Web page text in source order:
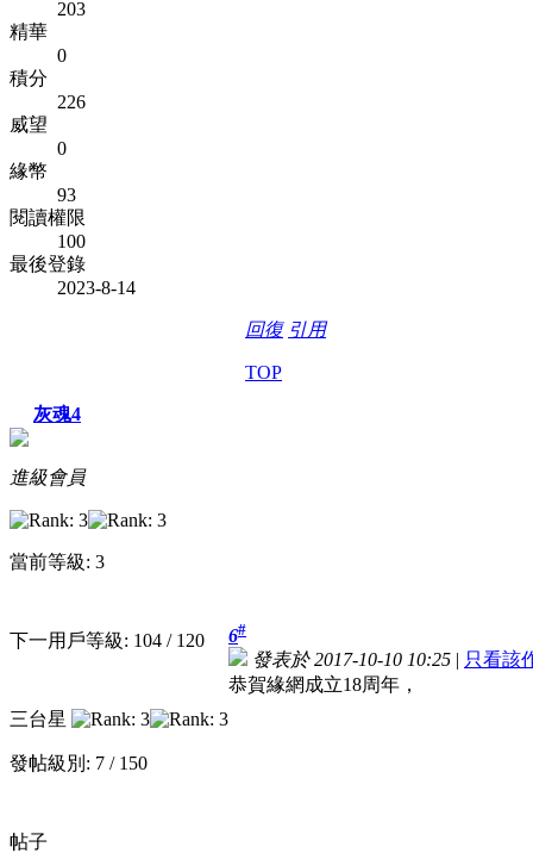
203
精華
0
積分
226
威望
0
緣幣
93
閱讀權限
100
最後登錄
2023-8-14
回復 引用
TOP
灰魂4
進級會員
當前等級: 3
下一用戶等級: 104 / 120
三台星
發帖級別: 7 / 150
帖子
6#
發表於 2017-10-10 10:25 | 只看該
恭賀緣網成立18周年，